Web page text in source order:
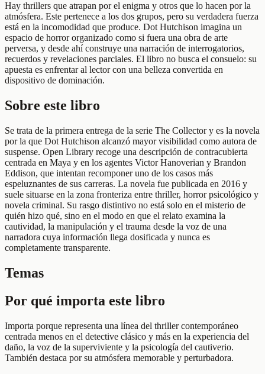
Hay thrillers que atrapan por el enigma y otros que lo hacen por la
atmósfera. Este pertenece a los dos grupos, pero su verdadera fuerza
está en la incomodidad que produce. Dot Hutchison imagina un
espacio de horror organizado como si fuera una obra de arte
perversa, y desde ahí construye una narración de interrogatorios,
recuerdos y revelaciones parciales. El libro no busca el consuelo: su
apuesta es enfrentar al lector con una belleza convertida en
dispositivo de dominación.
Sobre este libro
Se trata de la primera entrega de la serie The Collector y es la novela
por la que Dot Hutchison alcanzó mayor visibilidad como autora de
suspense. Open Library recoge una descripción de contracubierta
centrada en Maya y en los agentes Victor Hanoverian y Brandon
Eddison, que intentan recomponer uno de los casos más
espeluznantes de sus carreras. La novela fue publicada en 2016 y
suele situarse en la zona fronteriza entre thriller, horror psicológico y
novela criminal. Su rasgo distintivo no está solo en el misterio de
quién hizo qué, sino en el modo en que el relato examina la
cautividad, la manipulación y el trauma desde la voz de una
narradora cuya información llega dosificada y nunca es
completamente transparente.
Temas
Por qué importa este libro
Importa porque representa una línea del thriller contemporáneo
centrada menos en el detective clásico y más en la experiencia del
daño, la voz de la superviviente y la psicología del cautiverio.
También destaca por su atmósfera memorable y perturbadora.